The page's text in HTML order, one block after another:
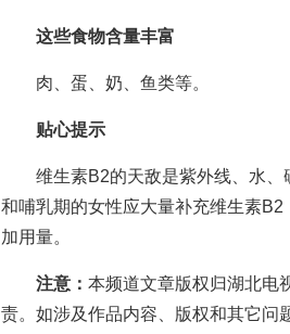
这些食物含量丰富
肉、蛋、奶、鱼类等。
贴心提示
维生素B2的天敌是紫外线、水、
和哺乳期的女性应大量补充维生素
加用量。
注意： 本频道文章版权归湖北电
责。如涉及作品内容、版权和其它问